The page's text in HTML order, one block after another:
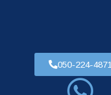
050-224-4871